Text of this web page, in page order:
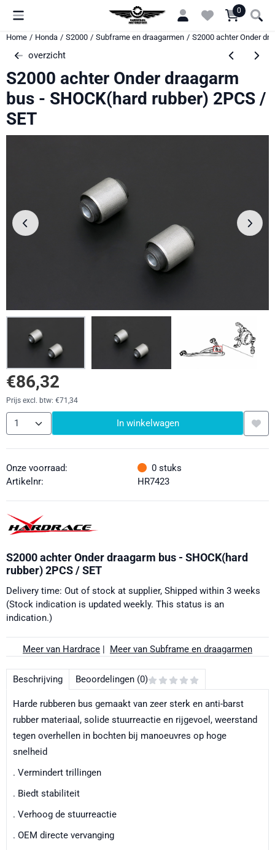
Cookievoorkeuren zijn momenteel gesloten. 0
Home / Honda / S2000 / Subframe en draagarmen / S2000 achter Onder
overzicht
S2000 achter Onder draagarm
bus - SHOCK(hard rubber) 2PCS /
SET
€86,32
Prijs excl. btw: €71,34
Aantal In winkelwagen
Onze voorraad: 0 stuks
Artikelnr:
HR7423
S2000 achter Onder draagarm bus - SHOCK(hard
rubber) 2PCS / SET
Delivery time: Out of stock at supplier, Shipped within 3 weeks
(Stock indication is updated weekly. This status is an
indication.)
Meer van Hardrace | Meer van Subframe en draagarmen
Beschrijving Beoordelingen (0)
Harde rubberen bus gemaakt van zeer sterk en anti-barst
rubber materiaal, solide stuurreactie en rijgevoel, weerstand
tegen overhellen in bochten bij manoeuvres op hoge
snelheid
. Vermindert trillingen
. Biedt stabiliteit
. Verhoog de stuurreactie
. OEM directe vervanging